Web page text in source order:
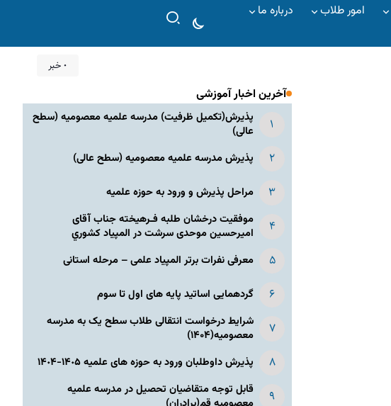
امور طلاب درباره ما
۰ خبر
آخرین اخبار آموزشی
پذیرش(تکمیل ظرفیت) مدرسه علمیه معصومیه‌ (سطح
عالی)
پذیرش مدرسه علمیه معصومیه‌ (سطح عالی)
مراحل پذیرش و ورود به حوزه علمیه
موفقیت درخشان طلبه فـرهیخته جناب آقای
امیرحسین موحدی سرشت در المپياد كشوري
معرفی نفرات برتر المپیاد علمی – مرحله استانی
گردهمایی اساتید پایه های اول تا سوم
شرایط درخواست انتقالی طلاب سطح یک به مدرسه
معصومیه(۱۴۰۴)
پذیرش داوطلبان ورود به حوزه های علمیه ١۴٠۵-١۴٠۴
قابل توجه متقاضیان تحصیل در مدرسه علمیه